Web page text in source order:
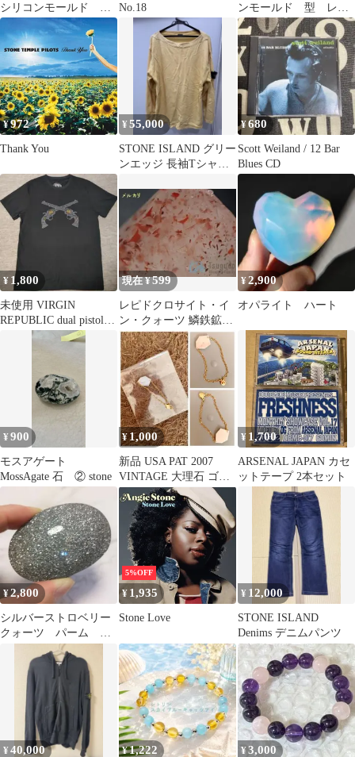
シリコンモールド
型 レジン
No.18
ンモールド 型 レジ
ン stone
¥972
Thank You
¥55,000
STONE ISLAND グリー
ンエッジ 長袖Tシャツ
¥680
Scott Weiland / 12 Bar
Blues CD
¥ 1,800
未使用 VIRGIN
REPUBLIC dual pistols
現在 ¥599
レピドクロサイト・イ
ン・クォーツ 鱗鉄鉱入
り水晶 ナミビア【外国
産鉱物】
¥2,900
オパライト ハート
¥900
モスアゲート
MossAgate 石 ② stone
¥1,000
新品 USA PAT 2007
VINTAGE 大理石 ゴー
ルドブレスレット
¥ 1,700
ARSENAL JAPAN カセ
ットテープ 2本セット
¥2,800
シルバーストロベリー
クォーツ パーム 握
り石 天然石 キラキ
5%OFF
¥ 1,935
Stone Love
¥ 12,000
STONE ISLAND
Denims デニムパンツ
¥40,000 ¥1,222 ¥3,000